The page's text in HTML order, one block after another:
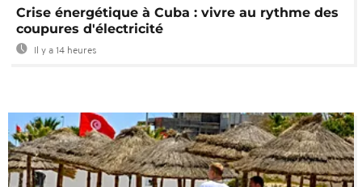
Crise énergétique à Cuba : vivre au rythme des
coupures d'électricité
Il y a 14 heures